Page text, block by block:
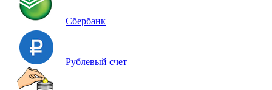
Сбербанк
Рублевый счет